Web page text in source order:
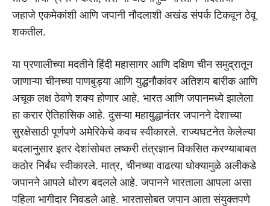
जहाजे एकमेकांशी आणि जपानी नौदलाशी अखंड संपर्क टिकवून ठेवू
शकतील.
या प्रणालीच्या मदतीने हिंदी महासागर आणि दक्षिण चीन समुद्रातून
जाणाऱ्या चीनच्या पाणबुड्या आणि युद्धनौकांवर अतिशय बारीक आणि
अचूक लक्ष ठेवणे शक्य होणार आहे. भारत आणि जपानमध्ये झालेला
हा करार ऐतिहासिक आहे. दुसऱ्या महायुद्धानंतर जपानने देशाच्या
सुरक्षेसाठी पूर्णपणे अमेरिकेचे कवच स्वीकारले. राज्यघटनेत केलेल्या
बदलानुसार इतर देशांसोबत लष्करी तंत्रज्ञान विकसित करण्याबाबत
कठोर निर्बंध स्वीकारले. मात्र, चीनच्या वाढत्या धोक्यामुळे अलीकडे
जपानने आपले धोरण बदलले आहे. जपानने भारताला आपला असा
पहिला भागीदार निवडले आहे. भारतासोबत जपान आता संयुक्तपणे